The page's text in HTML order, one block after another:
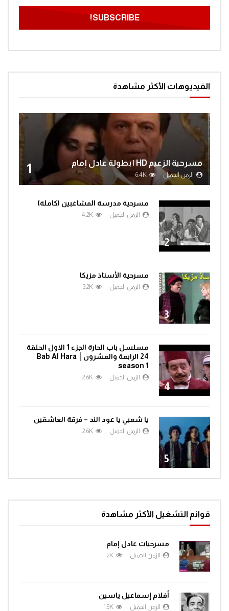
الفيديوهات الأكثر مشاهدة
1 مسرحية الزعيم HD | بطولة عادل إمام
الزمن الجميل 6.4K
2
مسرحية مدرسة المشاغبين (كاملة)
الزمن الجميل 4.2K
3
مسرحية الأستاذ مزيكا
الزمن الجميل 3.2K
4
مسلسل باب الحارة الجزء 1 الاول الحلقة
24 الرابعة والعشرون│ Bab Al Hara
season 1
الزمن الجميل 2.6K
5
يا شعبي يا عود الند – فرقة العاشقين
الزمن الجميل 2.6K
قوائم التشغيل الأكثر مشاهدة
مسرحيات عادل إمام
الزمن الجميل 2K
أفلام إسماعيل ياسين
الزمن الجميل 1.9K